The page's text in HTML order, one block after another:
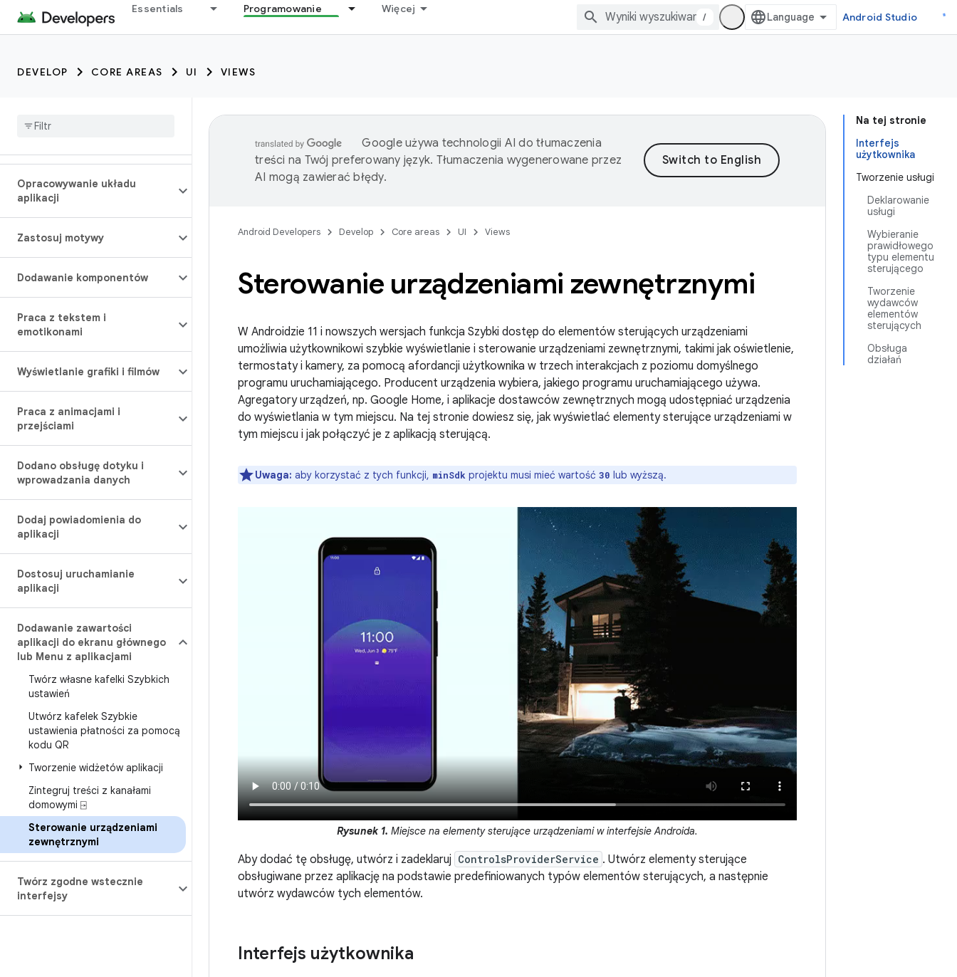
Essentials Programowanie Więcej
/ Android Studio
DEVELOP CORE AREAS UI VIEWS
Opracowywanie układu
aplikacji
Zastosuj motywy
Dodawanie komponentów
Praca z tekstem i
emotikonami
Wyświetlanie grafiki i filmów
Praca z animacjami i
przejściami
Dodano obsługę dotyku i
wprowadzania danych
Dodaj powiadomienia do
aplikacji
Dostosuj uruchamianie
aplikacji
Dodawanie zawartości
aplikacji do ekranu głównego
lub Menu z aplikacjami
Twórz własne kafelki Szybkich
ustawień
Utwórz kafelek Szybkie
ustawienia płatności za pomocą
kodu QR
Tworzenie widżetów aplikacji
Zintegruj treści z kanałami
domowymi ⍈
Sterowanie urządzeniami
zewnętrznymi
Twórz zgodne wstecznie
interfejsy
Na tej stronie
Interfejs
użytkownika
Tworzenie usługi
Deklarowanie
usługi
Wybieranie
prawidłowego
typu elementu
sterującego
Tworzenie
wydawców
elementów
sterujących
Obsługa
działań
Google używa technologii AI do tłumaczenia
treści na Twój preferowany język. Tłumaczenia wygenerowane przez
AI mogą zawierać błędy.
Android Developers Develop Core areas UI Views
Sterowanie urządzeniami zewnętrznymi
W Androidzie 11 i nowszych wersjach funkcja Szybki dostęp do elementów sterujących urządzeniami
umożliwia użytkownikowi szybkie wyświetlanie i sterowanie urządzeniami zewnętrznymi, takimi jak oświetlenie,
termostaty i kamery, za pomocą afordancji użytkownika w trzech interakcjach z poziomu domyślnego
programu uruchamiającego. Producent urządzenia wybiera, jakiego programu uruchamiającego używa.
Agregatory urządzeń, np. Google Home, i aplikacje dostawców zewnętrznych mogą udostępniać urządzenia
do wyświetlania w tym miejscu. Na tej stronie dowiesz się, jak wyświetlać elementy sterujące urządzeniami w
tym miejscu i jak połączyć je z aplikacją sterującą.
Uwaga: aby korzystać z tych funkcji, minSdk projektu musi mieć wartość 30 lub wyższą.
Rysunek 1. Miejsce na elementy sterujące urządzeniami w interfejsie Androida.
Aby dodać tę obsługę, utwórz i zadeklaruj ControlsProviderService . Utwórz elementy sterujące
obsługiwane przez aplikację na podstawie predefiniowanych typów elementów sterujących, a następnie
utwórz wydawców tych elementów.
Interfejs użytkownika